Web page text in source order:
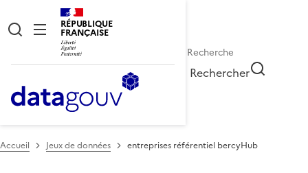
RÉPUBLIQUE
FRANÇAISE
Rechercher
Accueil Jeux de données entreprises référentiel bercyHub